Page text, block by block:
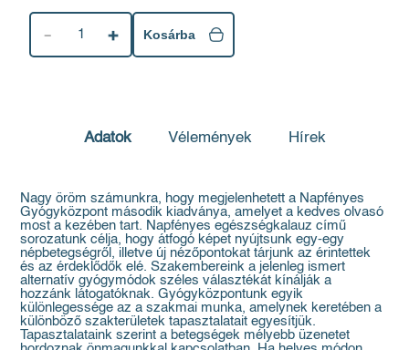
1 Kosárba
Adatok Vélemények Hírek
Nagy öröm számunkra, hogy megjelenhetett a Napfényes
Gyógyközpont második kiadványa, amelyet a kedves olvasó
most a kezében tart. Napfényes egészségkalauz című
sorozatunk célja, hogy átfogó képet nyújtsunk egy-egy
népbetegségről, illetve új nézőpontokat tárjunk az érintettek
és az érdeklődők elé. Szakembereink a jelenleg ismert
alternatív gyógymódok széles választékát kínálják a
hozzánk látogatóknak. Gyógyközpontunk egyik
különlegessége az a szakmai munka, amelynek keretében a
különböző szakterületek tapasztalatait egyesítjük.
Tapasztalataink szerint a betegségek mélyebb üzenetet